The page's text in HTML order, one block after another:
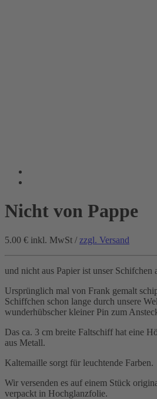
Nicht von Pappe
5.00 € inkl. MwSt / zzgl. Versand
und nicht aus Papier ist unser Schifchen
Ursprünglich mal von Frank gemalt
Schiffchen schon lange durch unsere
wunderhübscher kleiner Pin zum
Das ca. 3 cm breite Faltschiff hat eine
aus Metall.
Kaltemaille sorgt für leuchtende Farben.
Wir versenden es auf einem Stück
verpackt in Hochglanzfolie.